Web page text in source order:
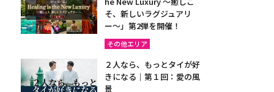
そ、新しいラグジュアリ
ー〜」第2弾を開催！
その他エリア
２人なら、もっとタイが好
きになる｜第１回：愛の風
景